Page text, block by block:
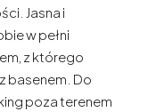
Jasna i
w pełni
z którego
basenem. Do
poza terenem